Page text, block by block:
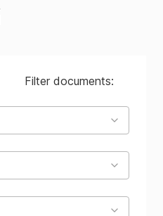
Filter documents: